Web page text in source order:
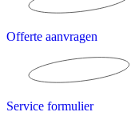
Offerte aanvragen
Service formulier